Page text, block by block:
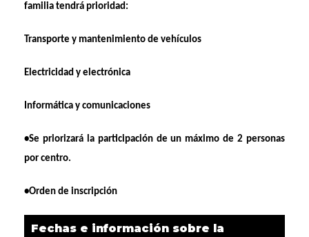
familia tendrá prioridad:
Transporte y mantenimiento de vehículos
Electricidad y electrónica
Informática y comunicaciones
•Se priorizará la participación de un máximo de 2 personas
por centro.
•Orden de inscripción
Fechas e información sobre la